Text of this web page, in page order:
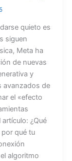
quieto es
siguen
Meta ha
de nuevas
y
avanzados de
el «efecto
¿Qué
qué tu
algoritmo